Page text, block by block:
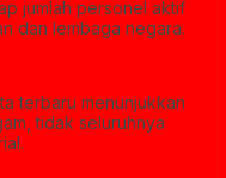
jumlah personel aktif
dan lembaga negara.
terbaru menunjukkan
tidak seluruhnya